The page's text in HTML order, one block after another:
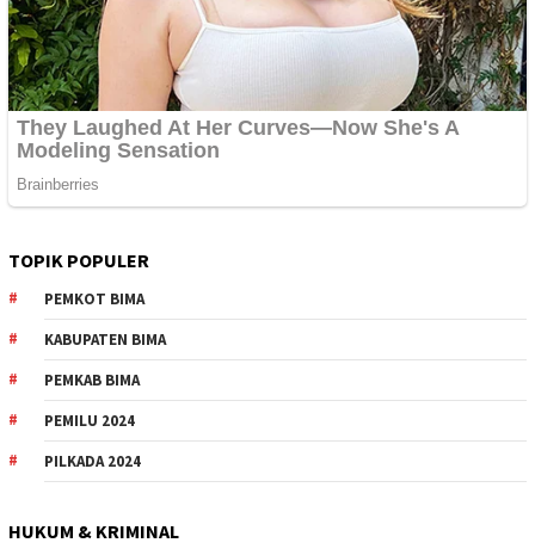
TOPIK POPULER
PEMKOT BIMA
KABUPATEN BIMA
PEMKAB BIMA
PEMILU 2024
PILKADA 2024
HUKUM & KRIMINAL